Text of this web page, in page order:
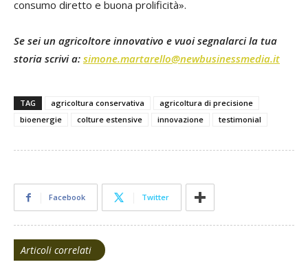
consumo diretto e buona prolificità».
Se sei un agricoltore innovativo e vuoi segnalarci la tua
storia scrivi a: simone.martarello@newbusinessmedia.it
TAG agricoltura conservativa
agricoltura di precisione
bioenergie
colture estensive innovazione testimonial
Facebook Twitter
Articoli correlati